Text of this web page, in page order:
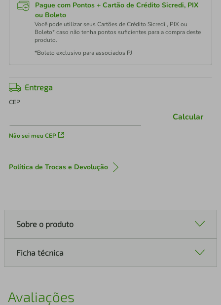
Pague com Pontos + Cartão de Crédito Sicredi, PIX
ou Boleto
Você pode utilizar seus Cartões de Crédito Sicredi , PIX ou
Boleto* caso não tenha pontos suficientes para a compra deste
produto.
*Boleto exclusivo para associados PJ
Entrega
CEP
Não sei meu CEP
Calcular
Política de Trocas e Devolução
Sobre o produto
Ficha técnica
Avaliações